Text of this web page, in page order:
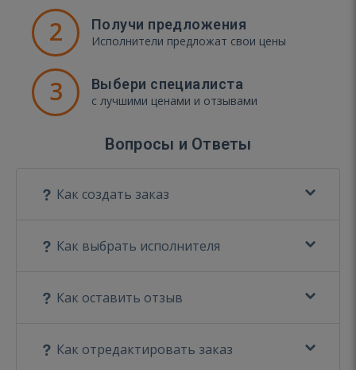
2 Получи предложения
Исполнители предложат свои цены
3 Выбери специалиста
с лучшими ценами и отзывами
Вопросы и Ответы
Как создать заказ
Как выбрать исполнителя
Как оставить отзыв
Как отредактировать заказ